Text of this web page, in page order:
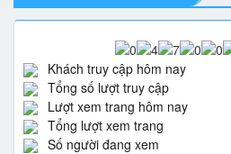
Khách truy cập hôm nay
Tổng số lượt truy cập
Lượt xem trang hôm nay
Tổng lượt xem trang
Số người đang xem